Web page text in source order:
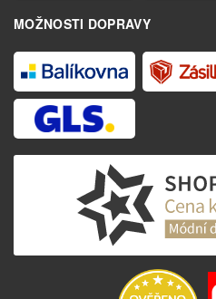
MOŽNOSTI DOPRAVY